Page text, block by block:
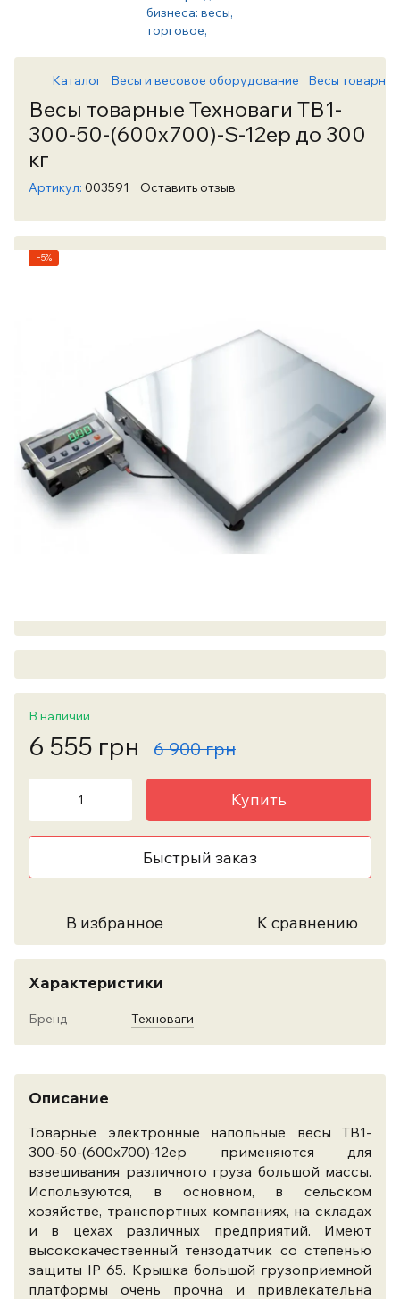
Каталог Весы и весовое оборудование Весы товарные
Весы товарные Техноваги ТВ1-
300-50-(600х700)-S-12ер до 300
кг
Артикул: 003591 Оставить отзыв
−5%
В наличии
6 555 грн 6 900 грн
Купить
Быстрый заказ
В избранное К сравнению
Характеристики
Бренд Техноваги
Описание
Товарные электронные напольные весы ТВ1-
300-50-(600х700)-12ер применяются для
взвешивания различного груза большой массы.
Используются, в основном, в сельском
хозяйстве, транспортных компаниях, на складах
и в цехах различных предприятий. Имеют
высококачественный тензодатчик со степенью
защиты IP 65. Крышка большой грузоприемной
платформы очень прочна и привлекательна